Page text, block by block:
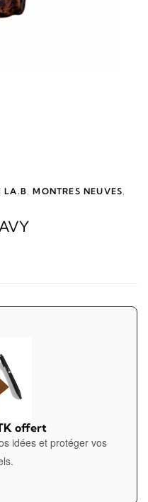
LA.B ,MONTRES NEUVES
offert
idées et protéger vos